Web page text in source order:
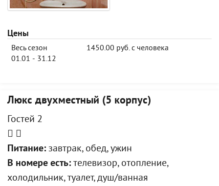
Цены
Весь сезон
01.01 - 31.12
1450.00 руб. с человека
Люкс двухместный (5 корпус)
Гостей 2
Питание: завтрак, обед, ужин
В номере есть: телевизор, отопление,
холодильник, туалет, душ/ванная